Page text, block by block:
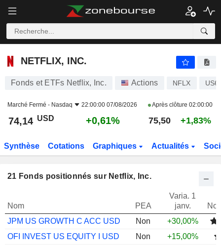
NETFLIX, INC.
NETFLIX, INC.
Fonds et ETFs Netflix, Inc. Actions NFLX
Marché Fermé - Nasdaq 22:00:00 07/08/2026 Après clôture 02:00:00
74,14 USD +0,61% 75,50 +1,83%
Synthèse Cotations Graphiques Actualités
21 Fonds positionnés sur Netflix, Inc.
Nom PEA
Varia. 1
janv.
JPM US GROWTH C ACC USD
Non
+30,00%
OFI INVEST US EQUITY I USD
Non
+15,00%